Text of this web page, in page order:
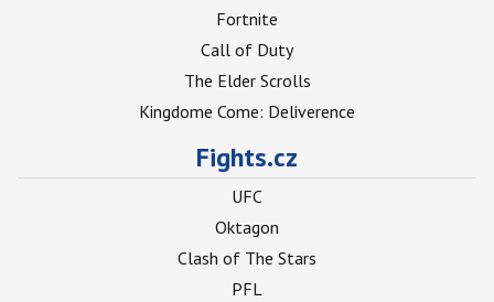
Fortnite
Call of Duty
The Elder Scrolls
Kingdome Come: Deliverence
Fights.cz
UFC
Oktagon
Clash of The Stars
PFL